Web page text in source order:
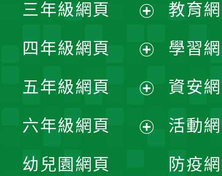
選
單
開
選
單
三年級網頁
開
選
單
四年級網頁
開
選
五年級網頁
開
六年級網頁
幼兒園網頁
教育
學習
資安
活動
防疫